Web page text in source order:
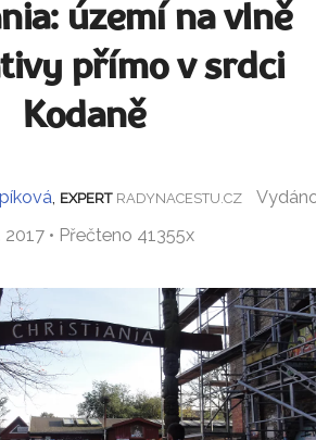
území na vlně
přímo v srdci
Kodaně
EXPERT RADYNACESTU.CZ
2017 • Přečteno 41355x